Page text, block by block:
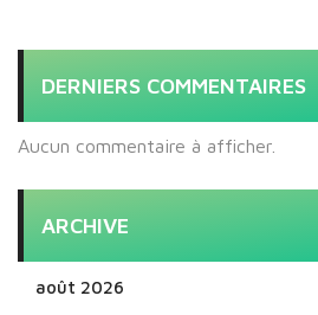
DERNIERS COMMENTAIRES
Aucun commentaire à afficher.
ARCHIVE
août 2026